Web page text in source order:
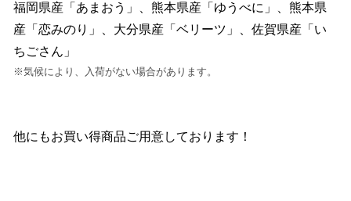
福岡県産「あまおう」、熊本県産「ゆうべに」、熊本県
産「恋みのり」、大分県産「ベリーツ」、佐賀県産「い
ちごさん」
※気候により、入荷がない場合があります。
他にもお買い得商品ご用意しております！